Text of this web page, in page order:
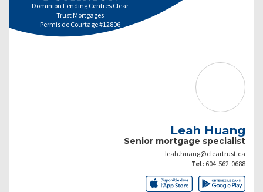
Dominion Lending Centres Clear
Trust Mortgages
Permis de Courtage #12806
Leah Huang
Senior mortgage specialist
leah.huang@cleartrust.ca
Tel: 604-562-0688